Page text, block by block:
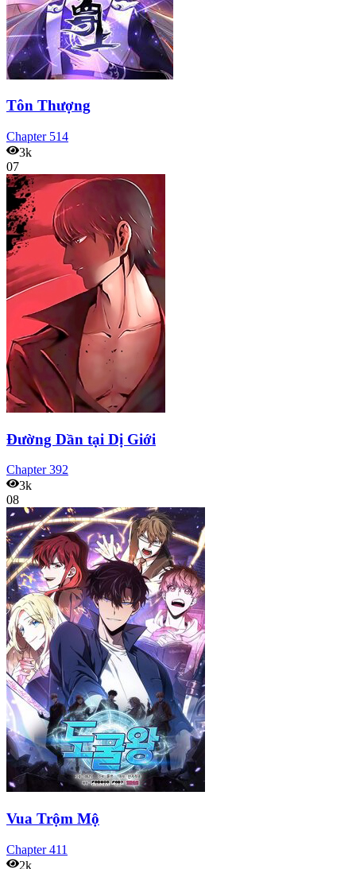
Tôn Thượng
Chapter 514
3k
07
Đường Dần tại Dị Giới
Chapter392
3k
08
Vua Trộm Mộ
Chapter411
2k